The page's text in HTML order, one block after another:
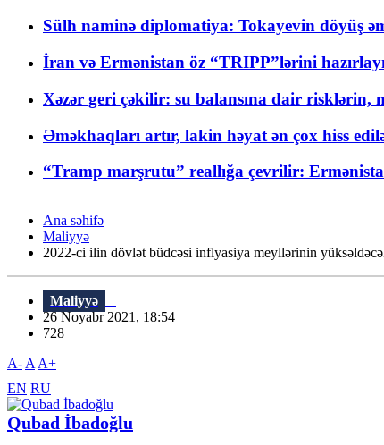
Sülh naminə diplomatiya: Tokayevin döyüş
İran və Ermənistan öz “TRIPP”lərini
Xəzər geri çəkilir: su balansına dair risklərin,
Əməkhaqları artır, lakin həyat ən çox hiss
“Tramp marşrutu” reallığa çevrilir:
Ana səhifə
Maliyyə
2022-ci ilin dövlət büdcəsi inflyasiya meyllərinin
Maliyyə
26 Noyabr 2021, 18:54
728
A- A A+
EN RU
Qubad İbadoğlu